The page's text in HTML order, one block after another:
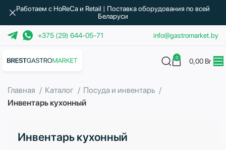
+375 (29) 644-05-71 info@gastromarket.by
0 0,00 Br
Главная Каталог
Посуда и инвентарь
Инвентарь кухонный
Инвентарь кухонный
Работаем с HoReCa и Retail | Поставка оборудования по всей
Беларуси